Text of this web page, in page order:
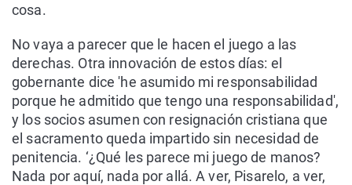
cosa.
No vaya a parecer que le hacen el juego a las
derechas. Otra innovación de estos días: el
gobernante dice 'he asumido mi responsabilidad
porque he admitido que tengo una responsabilidad',
y los socios asumen con resignación cristiana que
el sacramento queda impartido sin necesidad de
penitencia. ‘¿Qué les parece mi juego de manos?
Nada por aquí, nada por allá. A ver, Pisarelo, a ver,